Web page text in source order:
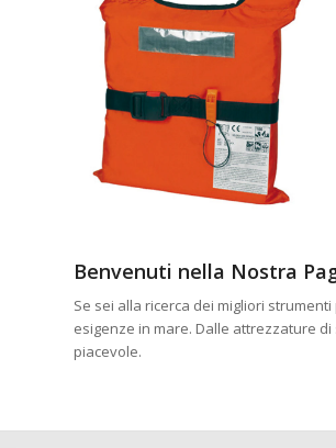
Benvenuti nella Nostra
Se sei alla ricerca dei migliori
esigenze in mare. Dalle attrezzature
piacevole.